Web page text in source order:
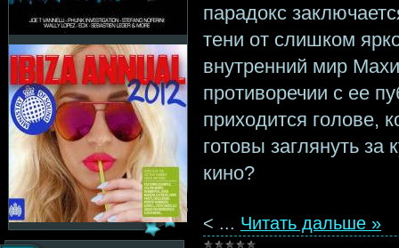
парадокс
тени от слишком
внутренний мир
противоречии с ее
приходится голове,
готовы заглянуть за
кино?
< ... Читать дальше »